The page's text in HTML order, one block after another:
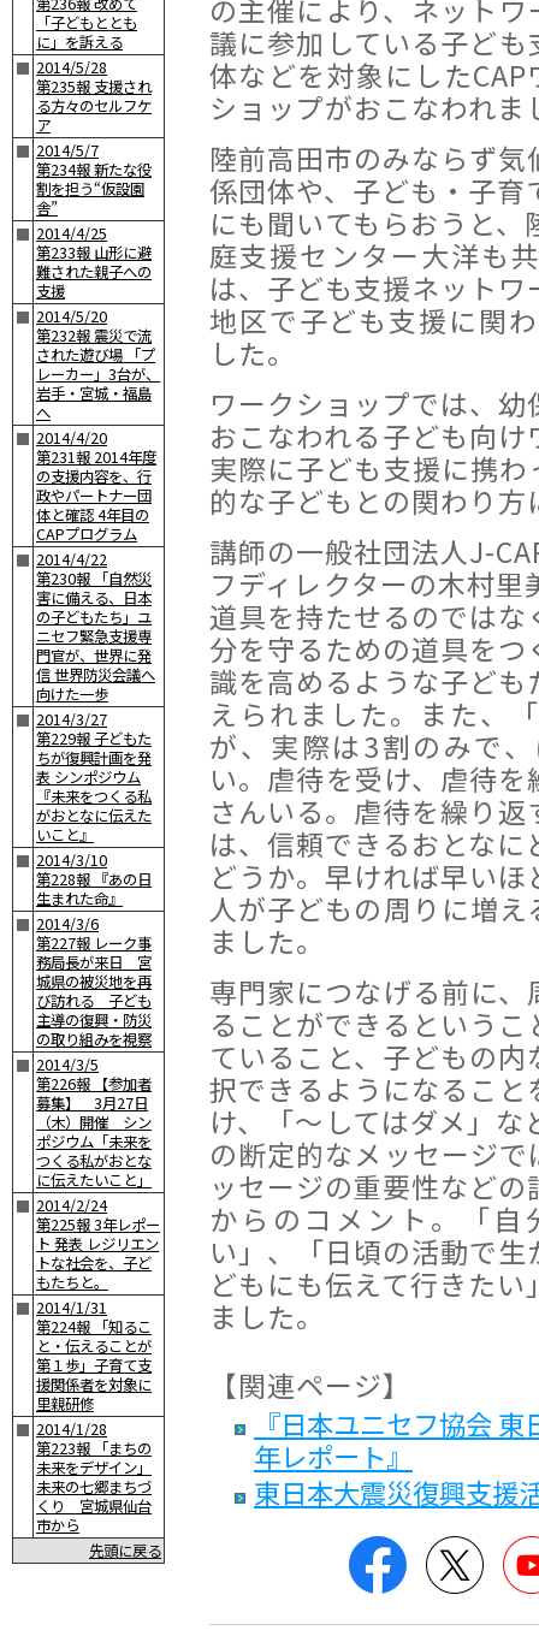
「子どもととも
に」を訴える
■ 2014/5/28
第235報 支援され
る方々のセルフケ
ア
■ 2014/5/7
第234報 新たな役
割を担う“仮設園
舎”
■ 2014/4/25
第233報 山形に避
難された親子への
支援
■ 2014/5/20
第232報 震災で流
された遊び場 「プ
レーカー」3台が、
岩手・宮城・福島
へ
■ 2014/4/20
第231報 2014年度
の支援内容を、行
政やパートナー団
体と確認 4年目の
CAPプログラム
■ 2014/4/22
第230報 「自然災
害に備える、日本
の子どもたち」ユ
ニセフ緊急支援専
門官が、世界に発
信 世界防災会議へ
向けた一歩
■ 2014/3/27
第229報 子どもた
ちが復興計画を発
表 シンポジウム
『未来をつくる私
がおとなに伝えた
いこと』
■ 2014/3/10
第228報 『あの日
生まれた命』
■ 2014/3/6
第227報 レーク事
務局長が来日 宮
城県の被災地を再
び訪れる 子ども
主導の復興・防災
の取り組みを視察
■ 2014/3/5
第226報 【参加者
募集】 3月27日
（木）開催 シン
ポジウム「未来を
つくる私がおとな
に伝えたいこと」
■ 2014/2/24
第225報 3年レポー
ト 発表 レジリエン
トな社会を、子ど
もたちと。
■ 2014/1/31
第224報 「知るこ
と・伝えることが
第１歩」子育て支
援関係者を対象に
里親研修
■ 2014/1/28
第223報 「まちの
未来をデザイン」
未来の七郷まちづ
くり 宮城県仙台
市から
先頭に戻る
の主催により、ネットワ
議に参加している子ども
体などを対象にしたCAP
ショップがおこなわれま
陸前高田市のみならず
係団体や、子ども・子
にも聞いてもらおうと
庭支援センター大洋も
は、子ども支援ネット
地区で子ども支援に関
した。
ワークショップでは、
おこなわれる子ども向
実際に子ども支援に携
的な子どもとの関わり
講師の一般社団法人J-
フディレクターの木村
道具を持たせるのでは
分を守るための道具を
識を高めるような子ど
えられました。また、
が、実際は3割のみで
い。虐待を受け、虐待
さんいる。虐待を繰り
は、信頼できるおとな
どうか。早ければ早い
人が子どもの周りに増
ました。
専門家につなげる前に
ることができるという
ていること、子どもの
択できるようになるこ
け、「〜してはダメ」
の断定的なメッセージ
ッセージの重要性など
からのコメント。「
い」、「日頃の活動で
どもにも伝えて行きた
ました。
【関連ページ】
『日本ユニセフ協会
年レポート』
東日本大震災復興支
Facebook Twitter